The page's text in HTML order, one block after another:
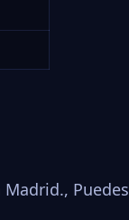
Puedes